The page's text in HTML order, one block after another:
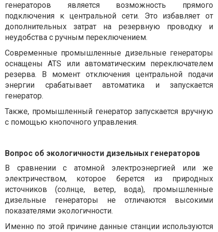
генераторов является возможность прямого
подключения к центральной сети. Это избавляет от
дополнительных затрат на резервную проводку и
неудобства с ручным переключением.
Современные промышленные дизельные генераторы
оснащены ATS или автоматическим переключателем
резерва. В момент отключения центральной подачи
энергии срабатывает автоматика и запускается
генератор.
Также, промышленный генератор запускается вручную
с помощью кнопочного управления.
Вопрос об экологичности дизельных генераторов
В сравнении с атомной электроэнергией или же
электричеством, которое берется из природных
источников (солнце, ветер, вода), промышленные
дизельные генераторы не отличаются высокими
показателями экологичности.
Именно по этой причине данные станции используются